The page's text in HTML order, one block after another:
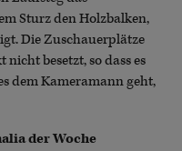
Sturz den Holzbalken,
Die Zuschauerplätze
besetzt, so dass es
dem Kameramann geht,
der Woche